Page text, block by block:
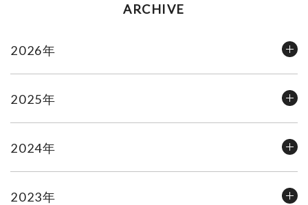
ARCHIVE
2026年
2025年
2024年
2023年